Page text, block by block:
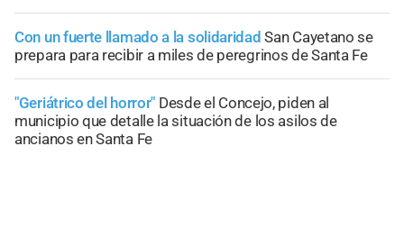
Con un fuerte llamado a la solidaridad San Cayetano se
prepara para recibir a miles de peregrinos de Santa Fe
"Geriátrico del horror" Desde el Concejo, piden al
municipio que detalle la situación de los asilos de
ancianos en Santa Fe